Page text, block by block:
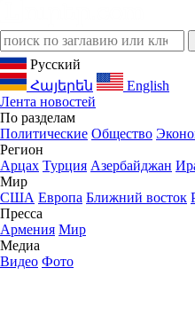
Русский
Հայերեն
English
Лента новостей
По разделам
Политические Общество
Регион
Арцах Турция Азербайджан
Мир
США Европа Ближний восток
Пресса
Армения Мир
Медиа
Видео Фото